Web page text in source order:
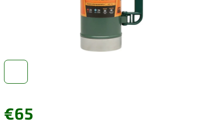
€65